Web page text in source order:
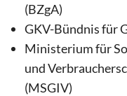
(BZgA)
GKV-Bündnis für
Ministerium für
und
(MSGIV)